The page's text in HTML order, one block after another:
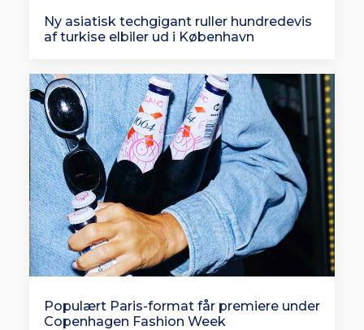
Ny asiatisk techgigant ruller hundredevis
af turkise elbiler ud i København
Populært Paris-format får premiere under
Copenhagen Fashion Week